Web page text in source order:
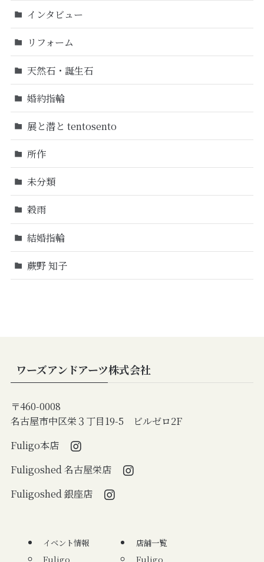
インタビュー
リフォーム
天然石・誕生石
婚約指輪
展と潜と tentosento
所作
未分類
穀雨
結婚指輪
蕨野 知子
ワーズアンドアーツ株式会社
〒460-0008
名古屋市中区栄３丁目19-5 ビルゼロ2F
Fuligo本店
Fuligoshed 名古屋栄店
Fuligoshed 銀座店
イベント情報
Fuligo
店舗一覧
Fuligo